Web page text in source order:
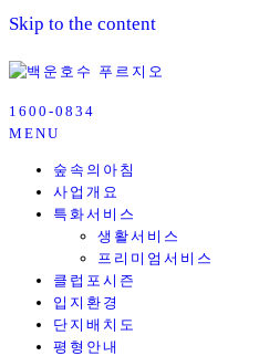
Skip to the content
백운호수 푸르지
l call ☎ 1600-0834ㅣ백운호수 푸
양가ㅣ의왕 실버타운 숲속의아침
1600-0834
MENU
숲속의아침
사업개요
특화서비스
생활서비스
프리미엄서비스
클럽포시즌
입지환경
단지배치도
평형안내